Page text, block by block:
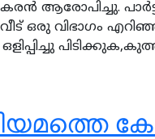
ആരോപിച്ചു.
ഒരു വിഭാഗം